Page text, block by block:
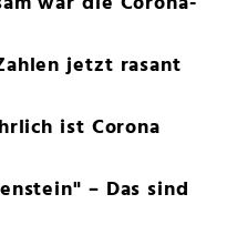
jetzt rasant
ist Corona
– Das sind